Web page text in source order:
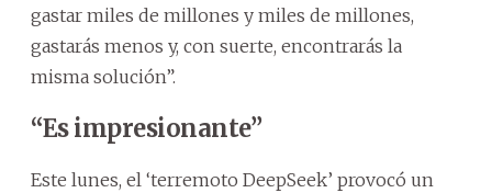
gastar miles de millones y miles de millones,
gastarás menos y, con suerte, encontrarás la
misma solución”.
“Es impresionante”
Este lunes, el ‘terremoto DeepSeek’ provocó un